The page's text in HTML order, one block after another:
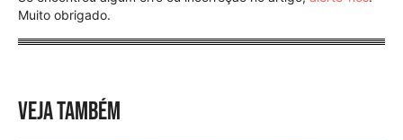
Muito obrigado.
VEJA TAMBÉM